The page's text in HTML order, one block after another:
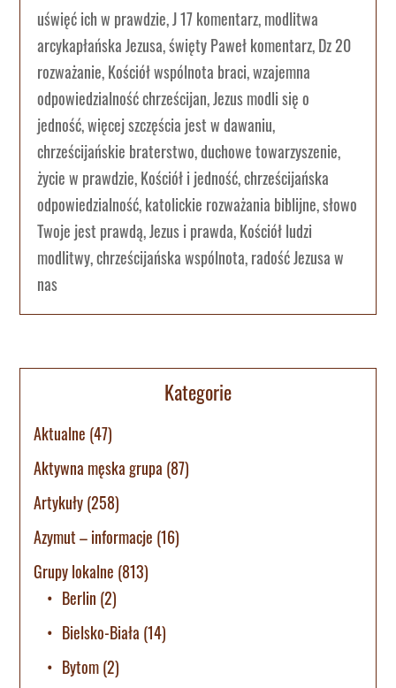
uświęć ich w prawdzie, J 17 komentarz, modlitwa
arcykapłańska Jezusa, święty Paweł komentarz, Dz 20
rozważanie, Kościół wspólnota braci, wzajemna
odpowiedzialność chrześcijan, Jezus modli się o
jedność, więcej szczęścia jest w dawaniu,
chrześcijańskie braterstwo, duchowe towarzyszenie,
życie w prawdzie, Kościół i jedność, chrześcijańska
odpowiedzialność, katolickie rozważania biblijne, słowo
Twoje jest prawdą, Jezus i prawda, Kościół ludzi
modlitwy, chrześcijańska wspólnota, radość Jezusa w
nas
Kategorie
Aktualne (47)
Aktywna męska grupa (87)
Artykuły(258)
Azymut – informacje (16)
Grupy lokalne (813)
Berlin (2)
Bielsko-Biała (14)
Bytom(2)